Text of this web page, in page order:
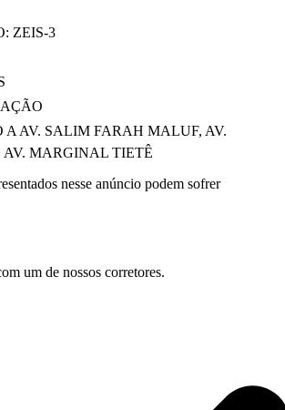
ZEIS-3
AV. SALIM FARAH MALUF, AV.
MARGINAL TIETÊ
nesse anúncio podem sofrer
um de nossos corretores.